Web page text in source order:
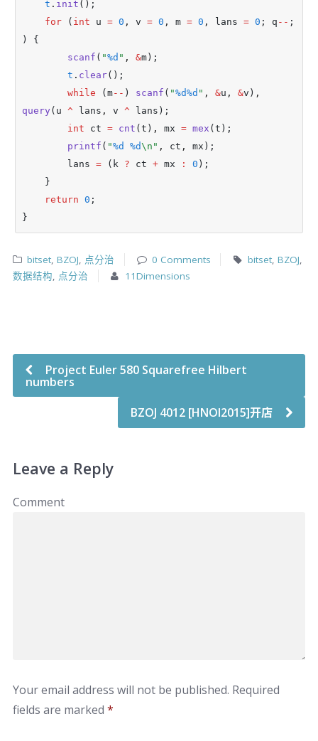
t . init ();
for ( int u = 0 , v = 0 , m = 0 , lans = 0 ; q -- ;
) {
scanf ( "%d " , &m);
t . clear();
while (m-- ) scanf ( "%d%d " , &u , &v) ,
query (u ^ lans , v ^ lans);
int ct = cnt (t) , mx = mex (t);
printf ( "%d %d\n" , ct ,
mx);
        lans
= (k ? ct + mx : 0 );
    }
return 0 ;
}
bitset,BZOJ, 点分治 0 Comments bitset, BZOJ,
数据结构, 点分治 11Dimensions
Project Euler 580 Squarefree Hilbert
numbers
BZOJ 4012 [HNOI2015]开店
Leave a Reply
Comment
Your email address will not be published. Required
fields are marked *